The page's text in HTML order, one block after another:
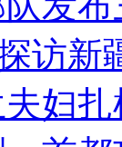
访新
夫妇